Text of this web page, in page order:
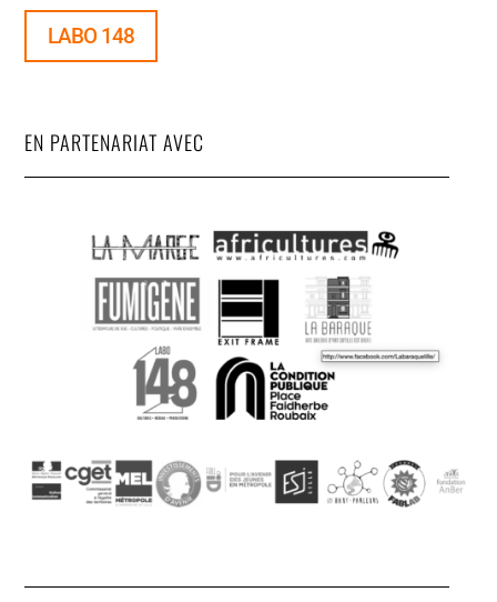
LABO 148
EN PARTENARIAT AVEC